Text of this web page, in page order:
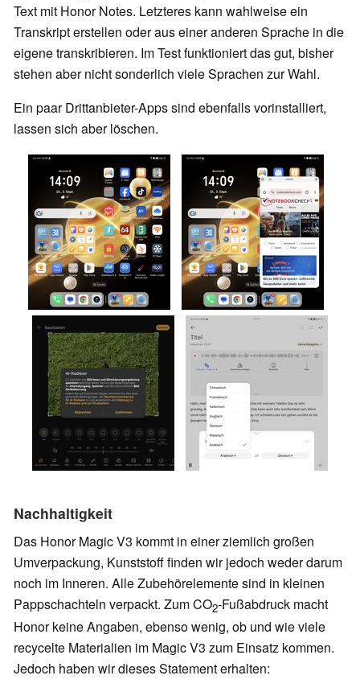
Text mit Honor Notes. Letzteres kann wahlweise ein
Transkript erstellen oder aus einer anderen Sprache in die
eigene transkribieren. Im Test funktioniert das gut, bisher
stehen aber nicht sonderlich viele Sprachen zur Wahl.
Ein paar Drittanbieter-Apps sind ebenfalls vorinstalliert,
lassen sich aber löschen.
Nachhaltigkeit
Das Honor Magic V3 kommt in einer ziemlich großen
Umverpackung, Kunststoff finden wir jedoch weder darum
noch im Inneren. Alle Zubehörelemente sind in kleinen
Pappschachteln verpackt. Zum CO2-Fußabdruck macht
Honor keine Angaben, ebenso wenig, ob und wie viele
recycelte Materialien im Magic V3 zum Einsatz kommen.
Jedoch haben wir dieses Statement erhalten: